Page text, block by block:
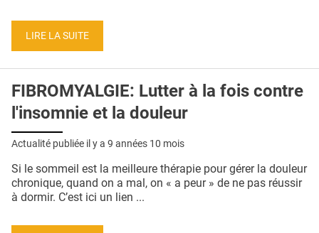
LIRE LA SUITE
FIBROMYALGIE: Lutter à la fois contre
l'insomnie et la douleur
Actualité publiée il y a 9 années 10 mois
Si le sommeil est la meilleure thérapie pour gérer la douleur
chronique, quand on a mal, on « a peur » de ne pas réussir
à dormir. C’est ici un lien ...